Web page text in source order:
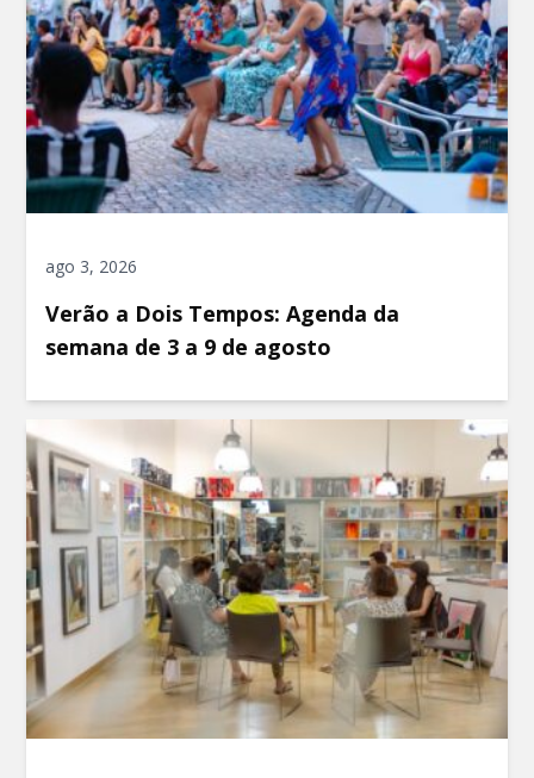
ago 3, 2026
Verão a Dois Tempos: Agenda da
semana de 3 a 9 de agosto